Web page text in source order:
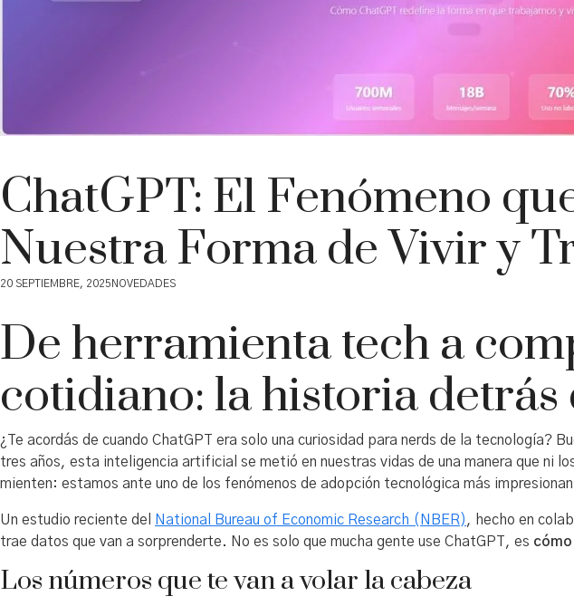
ChatGPT: El Fenómeno
Nuestra Forma de Vivir y
20 SEPTIEMBRE, 2025 NOVEDADES
De herramienta tech a
cotidiano: la historia detrás
¿Te acordás de cuando ChatGPT era solo una curiosidad para nerds de la tecnología?
tres años, esta inteligencia artificial se metió en nuestras vidas de una manera que ni
mienten: estamos ante uno de los fenómenos de adopción tecnológica más
Un estudio reciente del National Bureau of Economic Research (NBER) , hecho en
trae datos que van a sorprenderte. No es solo que mucha gente use ChatGPT, es cómo
Los números que te van a volar la cabeza